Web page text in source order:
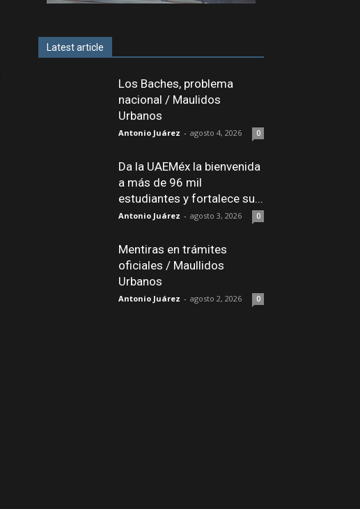
Latest article
Los Baches, problema
nacional / Maulidos
Urbanos
Antonio Juárez - agosto 4, 2026 0
Da la UAEMéx la bienvenida
a más de 96 mil
estudiantes y fortalece su...
Antonio Juárez - agosto 3, 2026 0
Mentiras en trámites
oficiales / Maullidos
Urbanos
Antonio Juárez - agosto 2, 2026 0